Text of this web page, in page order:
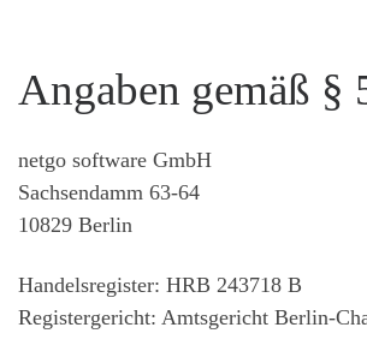
Angaben gemäß §
netgo software GmbH
Sachsendamm 63-64
10829 Berlin
Handelsregister: HRB 243718 B
Registergericht: Amtsgericht Berlin-